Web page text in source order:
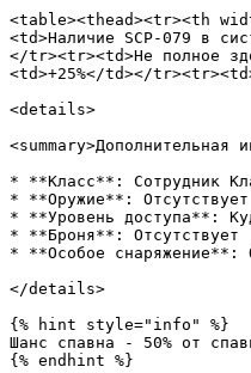
<table><thead><tr><th
<td>Наличие SCP-079 в
</tr><tr><td>Не полное
<td>+25%</td></
<details>
<summary>Дополнительная
* **Класс**: Сотрудник
* **Оружие**: Отсутствует
* **Уровень доступа**:
* **Броня**: Отсутствует
* **Особое снаряжение**:
</details>
{% hint style="info" %}
Шанс спавна - 50% от
{% endhint %}